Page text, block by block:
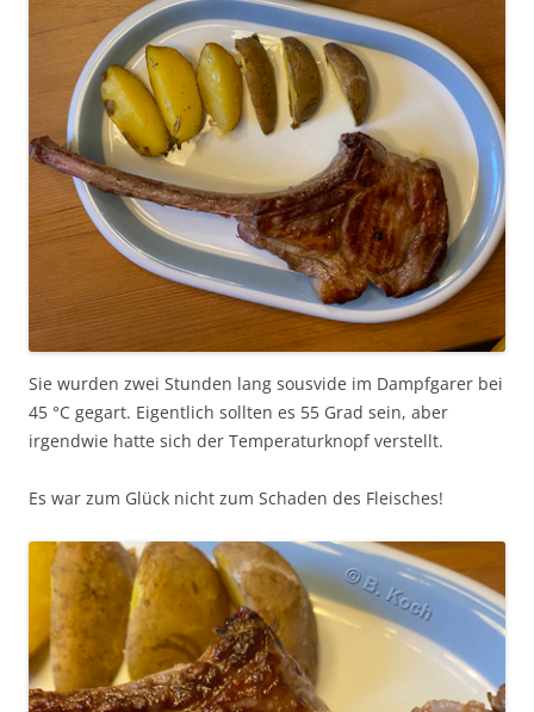
Sie wurden zwei Stunden lang sousvide im Dampfgarer bei
45 °C gegart. Eigentlich sollten es 55 Grad sein, aber
irgendwie hatte sich der Temperaturknopf verstellt.
Es war zum Glück nicht zum Schaden des Fleisches!